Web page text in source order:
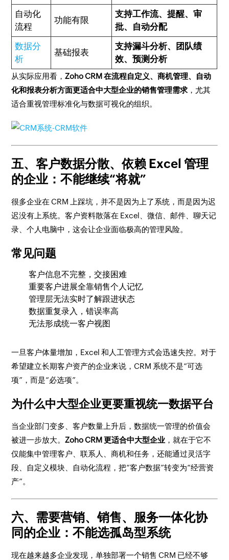
自动化
流程
功能有限
支持工作流、提醒、审
批、自动分配
数据分
析
基础报表
支持漏斗分析、团队绩
效、预测分析
从实际应用看，Zoho CRM 在流程自定义、商机管理、自动
化和报表分析方面更适合中大型企业的销售管理需求 ，尤其
适合重视管理标准化与数据可视化的组织。
五、客户数据分散、依赖 Excel 管理
的企业：不能继续“将就”
很多企业在 CRM 上踩坑，并不是因为上了系统，而是因为迟
迟没有上系统。客户资料散落在 Excel、微信、邮件、聊天记
录、个人电脑中，这会让企业面临极高的管理风险。
常见问题
客户信息不完整，交接困难
重要客户进展全靠销售个人记忆
管理层无法实时了解跟进状态
数据重复录入，错误率高
无法形成统一客户视图
一旦客户体量增加，Excel 和人工管理方式会迅速失控。对于
希望建立长期客户资产的企业来说，CRM 系统不是“可选
项”，而是“必选项”。
为什么中大型企业更要重视统一数据平台
当企业部门变多、客户数量上升后，数据统一管理的价值会
被进一步放大。Zoho CRM 更适合中大型企业 ，就在于它不
仅能集中管理客户、联系人、商机和任务，还能通过灵活字
段、自定义模块、自动化流程，把“客户数据”转变为“经营资
产”。
六、需要营销、销售、服务一体化协
同的企业：不能选孤岛型系统
现在越来越多企业发现，单独部署一个销售 CRM 已经不够